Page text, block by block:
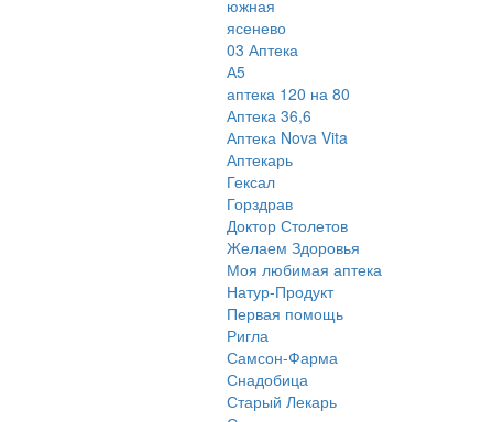
южная
ясенево
03 Аптека
А5
аптека 120 на 80
Аптека 36,6
Аптека Nova Vita
Аптекарь
Гексал
Горздрав
Доктор Столетов
Желаем Здоровья
Моя любимая аптека
Натур-Продукт
Первая помощь
Ригла
Самсон-Фарма
Снадобица
Старый Лекарь